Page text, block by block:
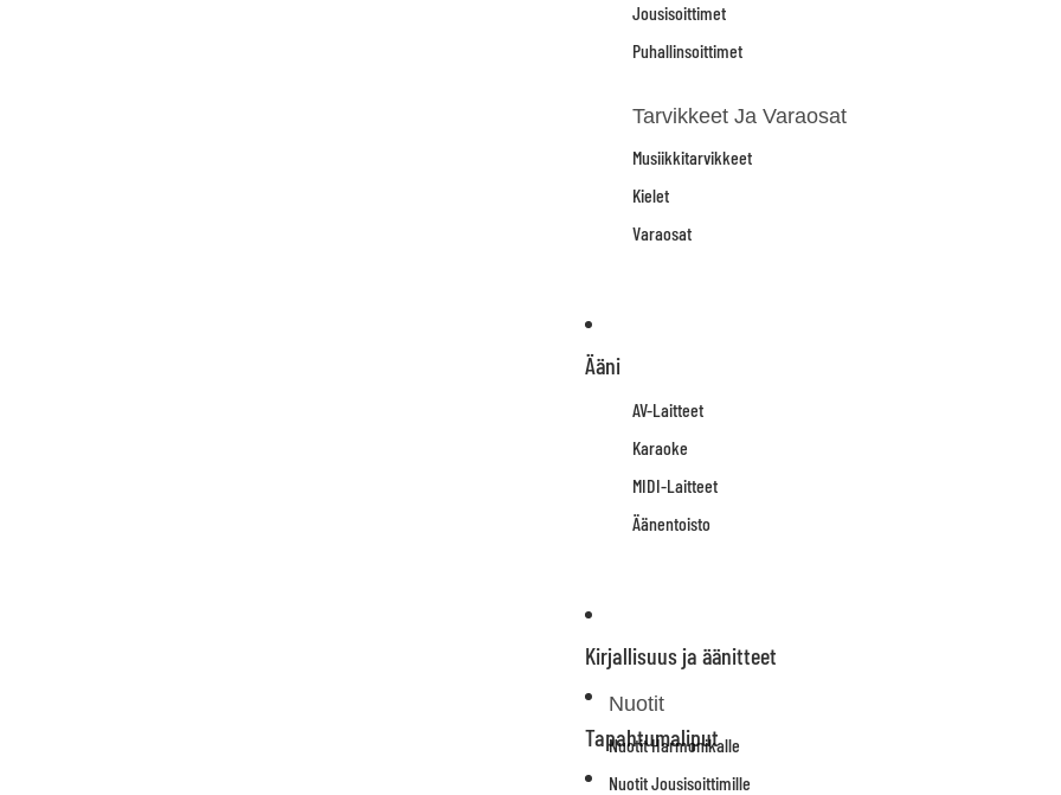
Jousisoittimet
Puhallinsoittimet
Tarvikkeet Ja Varaosat
Musiikkitarvikkeet
Kielet
Varaosat
Ääni
AV-Laitteet
Karaoke
MIDI-Laitteet
Äänentoisto
Kirjallisuus ja äänitteet
Nuotit
Nuotit Harmonikalle
Nuotit Jousisoittimille
Tapahtumaliput